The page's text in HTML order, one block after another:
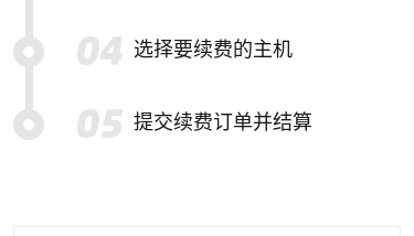
选择要续费的主机
提交续费订单并结算